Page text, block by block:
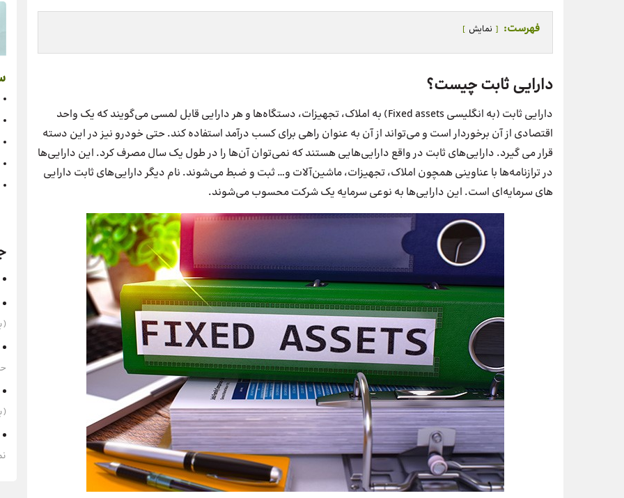
فهرست: نمایش
دارایی ثابت چیست؟
دارایی ثابت (به انگلیسی Fixed assets) به املاک، تجهیزات، دستگاه‌ها و هر دارایی قابل لمسی می‌گویند که یک واحد
اقتصادی از آن برخوردار است و می‌تواند از آن به عنوان راهی برای کسب درآمد استفاده کند. حتی خودرو نیز در این دسته
قرار می گیرد. دارایی‌های ثابت در واقع دارایی‌هایی هستند که نمی‌توان آن‌ها را در طول یک سال مصرف کرد. این دارایی‌ها
در ترازنامه‌ها با عناوینی همچون املاک، تجهیزات، ماشین‌آلات و… ثبت و ضبط می‌شوند. نام دیگر دارایی‌های ثابت دارایی
های سرمایه‌ای است. این دارایی‌ها به نوعی سرمایه یک شرکت محسوب می‌شوند.
حقوق